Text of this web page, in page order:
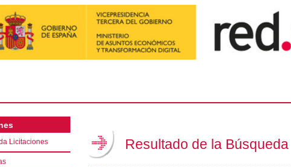
Licitaciones Resultado de la Búsqueda